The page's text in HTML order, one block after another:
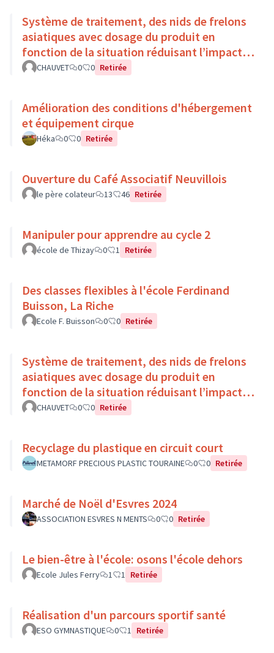
Système de traitement, des nids de frelons
asiatiques avec dosage du produit en
fonction de la situation réduisant l’impact
environnemental
CHAUVET 0 0 Retirée
Amélioration des conditions d'hébergement
et équipement cirque
Héka 0 0 Retirée
Ouverture du Café Associatif Neuvillois
le père colateur 13 46 Retirée
Manipuler pour apprendre au cycle 2
école de Thizay 0 1 Retirée
Des classes flexibles à l'école Ferdinand
Buisson, La Riche
Ecole F. Buisson 0 0 Retirée
Système de traitement, des nids de frelons
asiatiques avec dosage du produit en
fonction de la situation réduisant l’impact
environnemental
CHAUVET 0 0 Retirée
Recyclage du plastique en circuit court
METAMORF PRECIOUS PLASTIC TOURAINE 0 0 Retirée
Marché de Noël d'Esvres 2024
ASSOCIATION ESVRES N MENTS 0 0 Retirée
Le bien-être à l'école: osons l'école dehors
Ecole Jules Ferry 1 1 Retirée
Réalisation d'un parcours sportif santé
ESO GYMNASTIQUE 0 1 Retirée